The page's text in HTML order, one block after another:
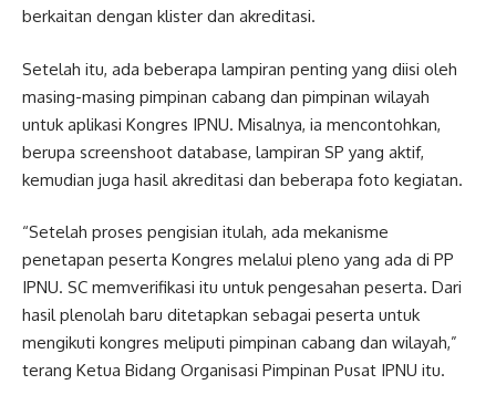
berkaitan dengan klister dan akreditasi.
Setelah itu, ada beberapa lampiran penting yang diisi oleh
masing-masing pimpinan cabang dan pimpinan wilayah
untuk aplikasi Kongres IPNU. Misalnya, ia mencontohkan,
berupa screenshoot database, lampiran SP yang aktif,
kemudian juga hasil akreditasi dan beberapa foto kegiatan.
“Setelah proses pengisian itulah, ada mekanisme
penetapan peserta Kongres melalui pleno yang ada di PP
IPNU. SC memverifikasi itu untuk pengesahan peserta. Dari
hasil plenolah baru ditetapkan sebagai peserta untuk
mengikuti kongres meliputi pimpinan cabang dan wilayah,”
terang Ketua Bidang Organisasi Pimpinan Pusat IPNU itu.